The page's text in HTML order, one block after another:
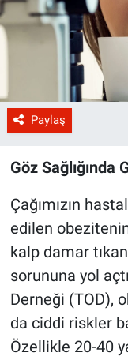
Paylaş
Göz Sağlığında
Çağımızın
edilen
kalp damar
sorununa yol
Derneği (TOD),
da ciddi riskler
Özellikle 20-40